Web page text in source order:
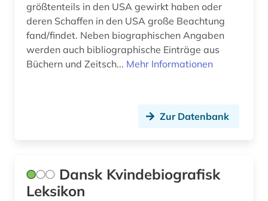
biographie 1815-2005 (1)
biographie. (1)
biographien (5)
blexen (1)
Suedosteuropa (2)
Thueringen (2)
Tschechische Republik (14)
größtenteils in den USA gewirkt haben oder
deren Schaffen in den USA große Beachtung
fand/findet. Neben biographischen Angaben
werden auch bibliographische Einträge aus
Büchern und Zeitsch... Mehr Informationen
Zur Datenbank
Dansk Kvindebiografisk
Leksikon